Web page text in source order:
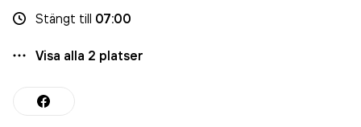
Stängt till 07:00
Visa alla 2 platser